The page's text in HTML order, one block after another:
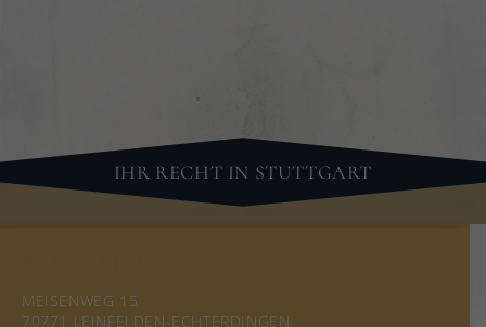
IHR RECHT IN STUTTGART
MEISENWEG 15
70771 LEINFELDEN-ECHTERDINGEN